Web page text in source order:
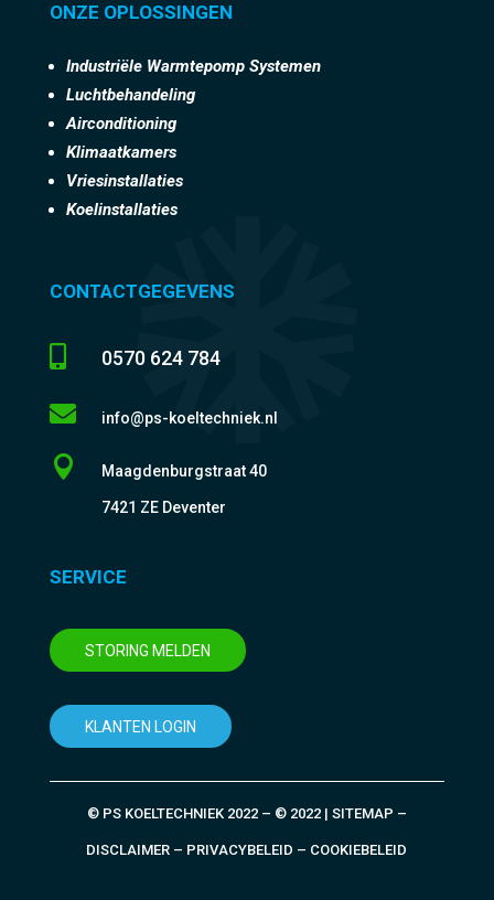
ONZE OPLOSSINGEN
Industriële Warmtepomp Systemen
Luchtbehandeling
Airconditioning
Klimaatkamers
Vriesinstallaties
Koelinstallaties
CONTACTGEGEVENS
 0570 624 784
 info@ps-koeltechniek.nl
 Maagdenburgstraat 40
7421 ZE Deventer
SERVICE
STORING MELDEN
KLANTEN LOGIN
© PS KOELTECHNIEK 2022 – © 2022 | SITEMAP –
DISCLAIMER – PRIVACYBELEID – COOKIEBELEID